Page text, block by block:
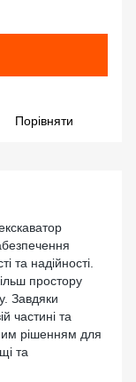
Порівняти
та надійності.
простору
Завдяки
частині та
рішенням для
та